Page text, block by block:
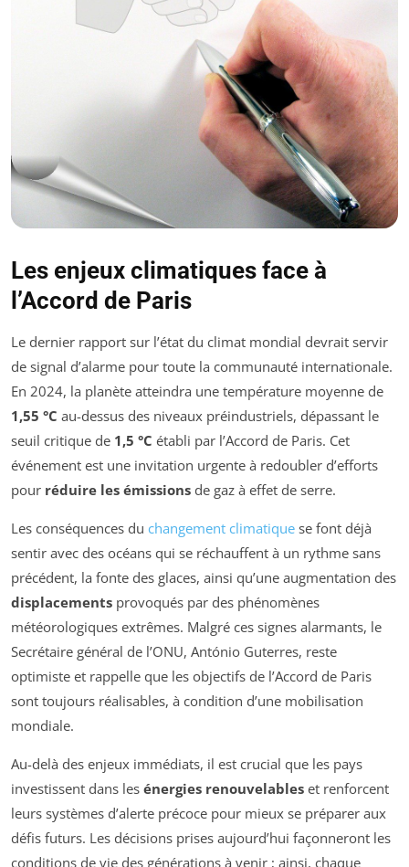
Les enjeux climatiques face à
l’Accord de Paris
Le dernier rapport sur l’état du climat mondial devrait servir
de signal d’alarme pour toute la communauté internationale.
En 2024, la planète atteindra une température moyenne de
1,55 °C au-dessus des niveaux préindustriels, dépassant le
seuil critique de 1,5 °C établi par l’Accord de Paris. Cet
événement est une invitation urgente à redoubler d’efforts
pour réduire les émissions de gaz à effet de serre.
Les conséquences du changement climatique se font déjà
sentir avec des océans qui se réchauffent à un rythme sans
précédent, la fonte des glaces, ainsi qu’une augmentation des
displacements provoqués par des phénomènes
météorologiques extrêmes. Malgré ces signes alarmants, le
Secrétaire général de l’ONU, António Guterres, reste
optimiste et rappelle que les objectifs de l’Accord de Paris
sont toujours réalisables, à condition d’une mobilisation
mondiale.
Au-delà des enjeux immédiats, il est crucial que les pays
investissent dans les énergies renouvelables et renforcent
leurs systèmes d’alerte précoce pour mieux se préparer aux
défis futurs. Les décisions prises aujourd’hui façonneront les
conditions de vie des générations à venir ; ainsi, chaque